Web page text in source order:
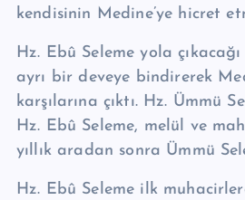
kendisinin Medine’ye hicret
Hz. Ebû Seleme yola
ayrı bir deveye bindirerek
karşılarına çıktı. Hz. Ümmü
Hz. Ebû Seleme, melül ve
yıllık aradan sonra Ümmü
Hz. Ebû Seleme ilk